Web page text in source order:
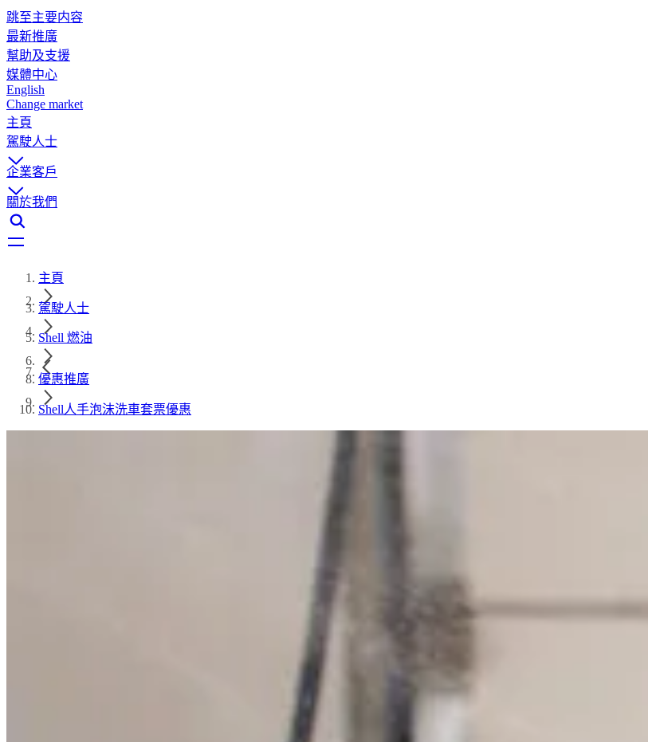
跳至主要内容
最新推廣
幫助及支援
媒體中心
English
Change market
主頁
駕駛人士
企業客戶
關於我們
主頁
駕駛人士
Shell 燃油
優惠推廣
Shell人手泡沫洗車套票優惠